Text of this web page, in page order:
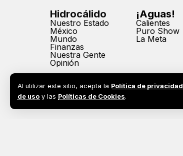
Al utilizar este sitio, acepta la Política de privacidad
de uso y las Políticas de Cookies.
Hidrocálido
Nuestro Estado
México
Mundo
Finanzas
Nuestra Gente
Opinión
¡Aguas!
Calientes
Puro Show
La Meta